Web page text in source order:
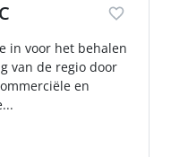
in voor het behalen
van de regio door
en